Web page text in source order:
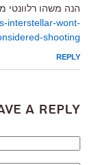
הנה משהו רלוונטי
interstellar-wont-
shooting/
REPLY
a Reply